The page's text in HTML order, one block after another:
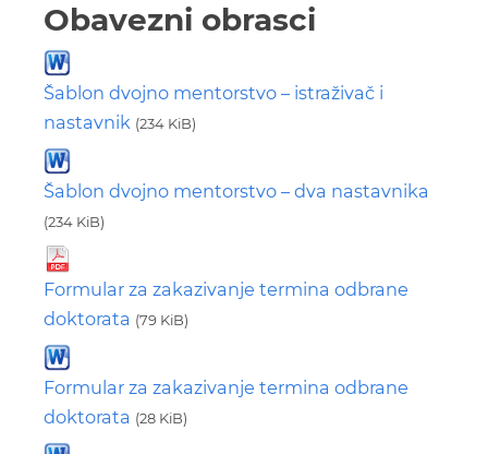
Obavezni obrasci
Šablon dvojno mentorstvo – istraživač i
nastavnik (234 KiB)
Šablon dvojno mentorstvo – dva nastavnika
(234 KiB)
Formular za zakazivanje termina odbrane
doktorata (79 KiB)
Formular za zakazivanje termina odbrane
doktorata (28 KiB)